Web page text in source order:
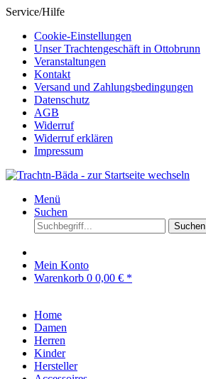
Service/Hilfe
Cookie-Einstellungen
Unser Trachtengeschäft in Ottobrunn
Veranstaltungen
Kontakt
Versand und Zahlungsbedingungen
Datenschutz
AGB
Widerruf
Widerruf erklären
Impressum
Menü
Suchen
Suchen
Mein Konto
Warenkorb 0 0,00 € *
Home
Damen
Herren
Kinder
Hersteller